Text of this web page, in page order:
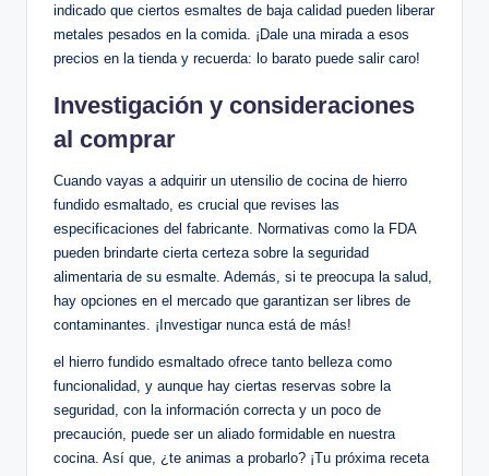
indicado que ciertos esmaltes de baja calidad pueden liberar
metales pesados en ‍la comida. ¡Dale una mirada a esos
precios en la tienda y recuerda: lo barato puede salir caro!
Investigación y consideraciones
al comprar
Cuando vayas a adquirir un utensilio de cocina de hierro
fundido‌ esmaltado, es crucial que revises las
especificaciones del fabricante. Normativas ⁤como ‍la FDA
pueden brindarte cierta certeza sobre la ​seguridad
alimentaria de su esmalte.⁢ Además, si te ​preocupa ⁢la salud,⁤
hay opciones en el mercado que garantizan ser libres de‍
contaminantes. ¡Investigar nunca está de ⁤más!
el hierro fundido‌ esmaltado ofrece tanto belleza como
funcionalidad, y⁢ aunque ⁤hay ciertas reservas sobre ‌la
seguridad, con la‍ información correcta y ‌un poco de
precaución, puede ser un aliado formidable⁣ en nuestra⁤
cocina. ‍Así que, ¿te animas ​a probarlo? ¡Tu próxima‌ receta